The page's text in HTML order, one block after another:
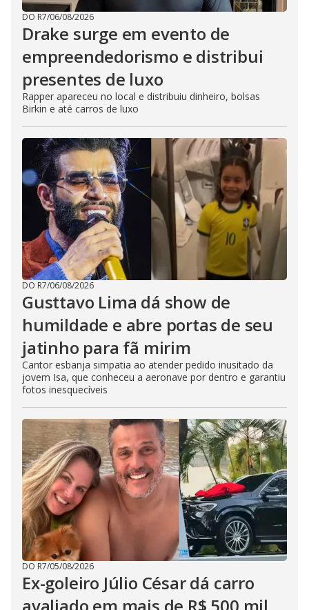
DO R7/06/08/2026
Drake surge em evento de
empreendedorismo e distribui
presentes de luxo
Rapper apareceu no local e distribuiu dinheiro, bolsas
Birkin e até carros de luxo
DO R7/06/08/2026
Gusttavo Lima dá show de
humildade e abre portas de seu
jatinho para fã mirim
Cantor esbanja simpatia ao atender pedido inusitado da
jovem Isa, que conheceu a aeronave por dentro e garantiu
fotos inesquecíveis
DO R7/05/08/2026
Ex-goleiro Júlio César dá carro